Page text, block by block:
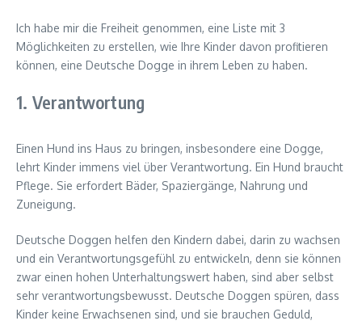
Ich habe mir die Freiheit genommen, eine Liste mit 3
Möglichkeiten zu erstellen, wie Ihre Kinder davon profitieren
können, eine Deutsche Dogge in ihrem Leben zu haben.
1. Verantwortung
Einen Hund ins Haus zu bringen, insbesondere eine Dogge,
lehrt Kinder immens viel über Verantwortung. Ein Hund braucht
Pflege. Sie erfordert Bäder, Spaziergänge, Nahrung und
Zuneigung.
Deutsche Doggen helfen den Kindern dabei, darin zu wachsen
und ein Verantwortungsgefühl zu entwickeln, denn sie können
zwar einen hohen Unterhaltungswert haben, sind aber selbst
sehr verantwortungsbewusst. Deutsche Doggen spüren, dass
Kinder keine Erwachsenen sind, und sie brauchen Geduld,